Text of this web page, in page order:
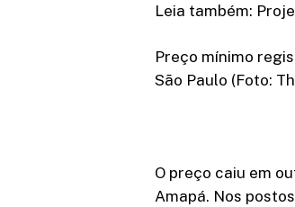
Leia também:
Preço mínimo
São Paulo (Foto:
O preço caiu em
Amapá. Nos